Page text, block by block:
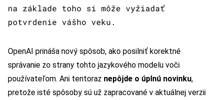
na základe toho si môže vyžiadať
potvrdenie vášho veku.
OpenAI prináša nový spôsob, ako posilniť korektné
správanie zo strany tohto jazykového modelu voči
používateľom. Ani tentoraz nepôjde o úplnú novinku,
pretože isté spôsoby sú už zapracované v aktuálnej verzii